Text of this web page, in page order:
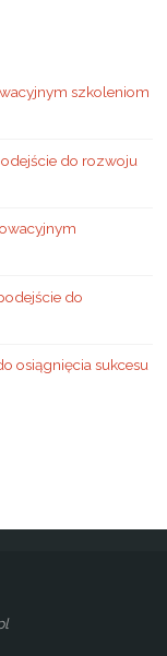
szkoleniom
do rozwoju
do
osiągnięcia sukcesu